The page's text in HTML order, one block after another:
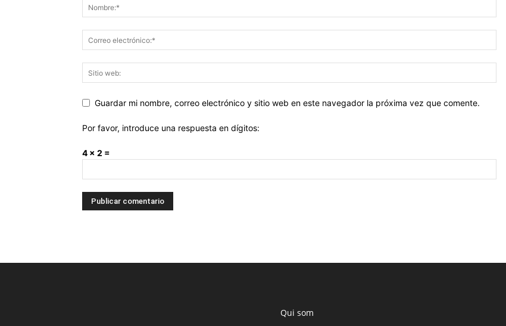
Guardar mi nombre, correo electrónico y sitio web en este navegador la próxima vez que comente.
Por favor, introduce una respuesta en dígitos:
4 × 2 =
Qui som